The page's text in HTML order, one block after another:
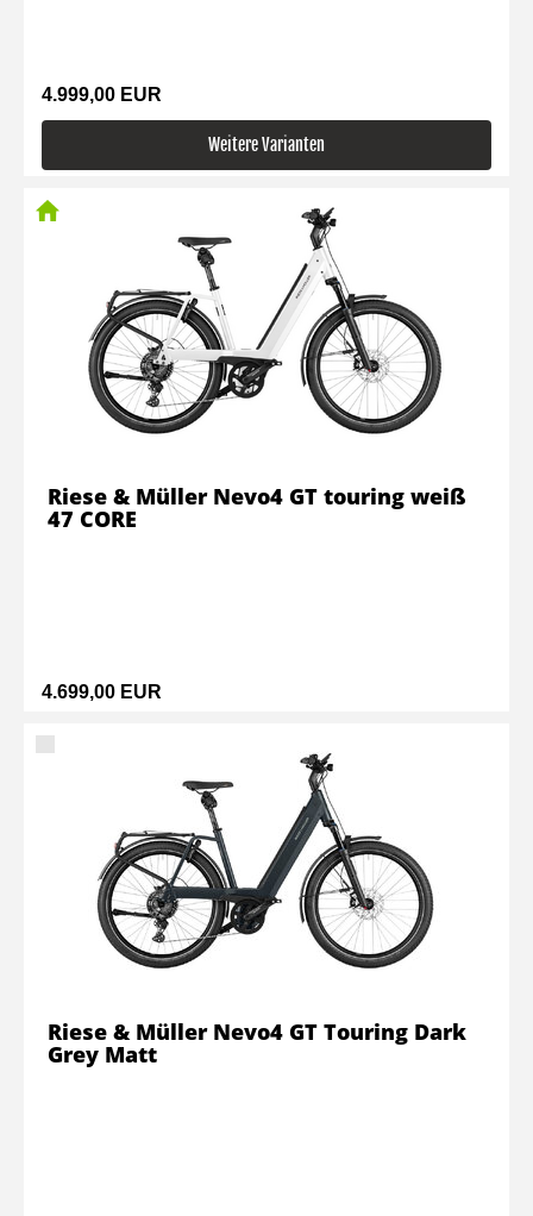
4.999,00 EUR
Weitere Varianten
4.699,00 EUR
Riese & Müller Nevo4 GT touring weiß
47 CORE
Riese & Müller Nevo4 GT Touring Dark
Grey Matt